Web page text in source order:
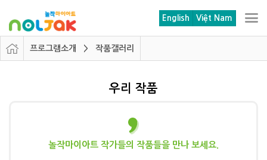
English Việt Nam
프로그램소개 > 작품갤러리
우리 작품
놀작마이아트 작가들의 작품들을 만나 보세요.